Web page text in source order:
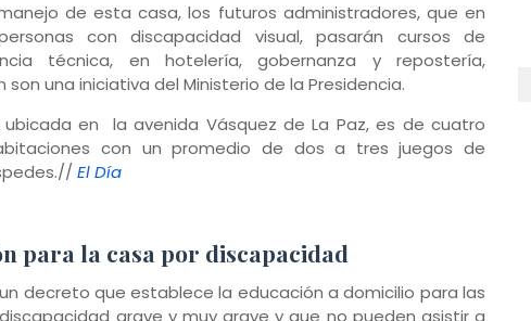
de esta casa, los futuros administradores, que en
con discapacidad visual, pasarán cursos de
técnica, en hotelería, gobernanza y repostería,
una iniciativa del Ministerio de la Presidencia.
en la avenida Vásquez de La Paz, es de cuatro
con un promedio de dos a tres juegos de
El Día
para la casa por discapacidad
decreto que establece la educación a domicilio para las
grave y muy grave y que no pueden asistir a